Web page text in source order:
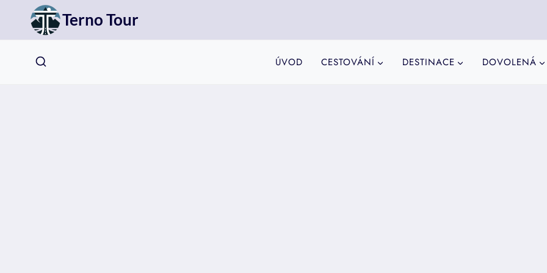
Přeskočit
obsah
Terno Tour
ÚVOD CESTOVÁNÍ DESTINACE DOVOLENÁ